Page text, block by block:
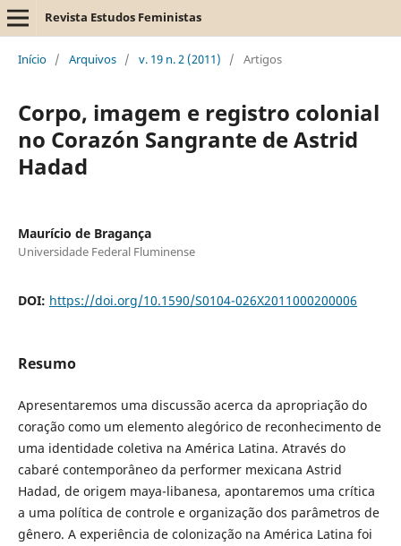
Revista Estudos Feministas
Início / Arquivos / v. 19 n. 2 (2011) / Artigos
Corpo, imagem e registro colonial
no Corazón Sangrante de Astrid
Hadad
Maurício de Bragança
Universidade Federal Fluminense
DOI: https://doi.org/10.1590/S0104-026X2011000200006
Resumo
Apresentaremos uma discussão acerca da apropriação do
coração como um elemento alegórico de reconhecimento de
uma identidade coletiva na América Latina. Através do
cabaré contemporâneo da performer mexicana Astrid
Hadad, de origem maya-libanesa, apontaremos uma crítica
a uma política de controle e organização dos parâmetros de
gênero. A experiência de colonização na América Latina foi